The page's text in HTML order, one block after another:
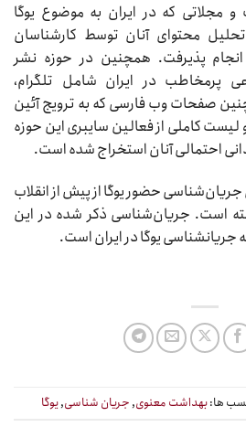
مجلاتی که در ایران به موضوع یوگا
محتوای آنان توسط کارشناسان
پذیرفت. همچنین در حوزه نشر
پرمخاطب در ایران شامل تلگرام،
صفحات وب فارسی که به ترویج آئین
کاملی از فعالین سایبری این حوزه
احتمالی آنان استخراج شده است.
جریانشناسی حضور یوگا از پیش از انقلاب
است. جریانشناسی ذکر شده در این
جریانشناسی یوگا در ایران است.
ها:بهداشت معنوی,جریان شناسی,یوگا